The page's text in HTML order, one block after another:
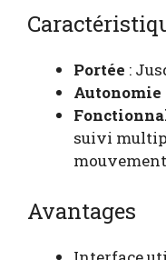
Portée :
Autonomie
suivi
mouvement
Avantages